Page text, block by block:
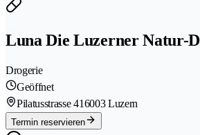
Luna Die Luzerner Natur-
Drogerie
Geöffnet
Pilatusstrasse 416003 Luzern
Termin reservieren